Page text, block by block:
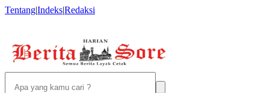
Tentang|Indeks|Redaksi